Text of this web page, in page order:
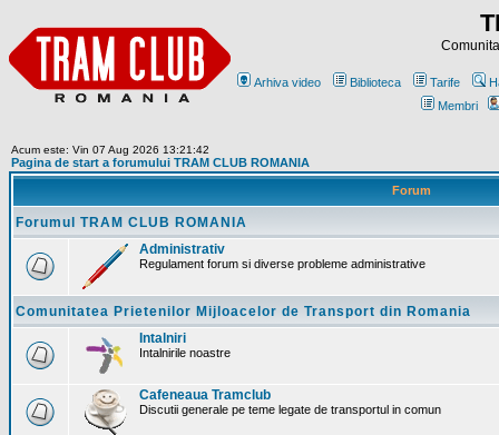
Arhiva video Biblioteca Tarife
Membri
Acum este: Vin 07 Aug 2026 13:21:42
Pagina de start a forumului TRAM CLUB ROMANIA
Forum
Forumul TRAM CLUB ROMANIA
Administrativ
Regulament forum si diverse probleme administrative
Comunitatea Prietenilor Mijloacelor de Transport din Romania
Intalniri
Intalnirile noastre
Cafeneaua Tramclub
Discutii generale pe teme legate de transportul in comun